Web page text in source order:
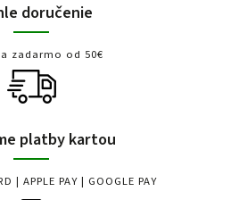
doručenie
zadarmo od 50€
platby kartou
| APPLE PAY | GOOGLE PAY